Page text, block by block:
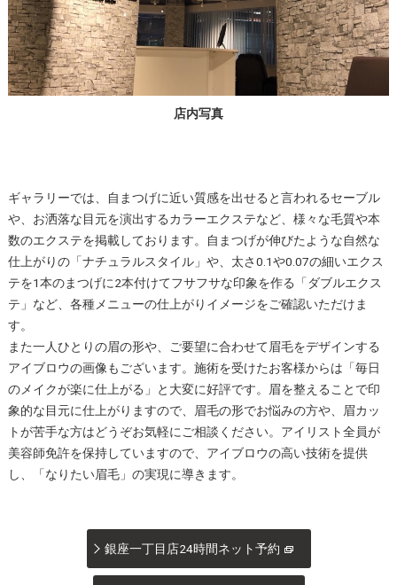
店内写真
ギャラリーでは、自まつげに近い質感を出せると言われるセーブル
や、お洒落な目元を演出するカラーエクステなど、様々な毛質や本
数のエクステを掲載しております。自まつげが伸びたような自然な
仕上がりの「ナチュラルスタイル」や、太さ0.1や0.07の細いエクス
テを1本のまつげに2本付けてフサフサな印象を作る「ダブルエクス
テ」など、各種メニューの仕上がりイメージをご確認いただけま
す。
また一人ひとりの眉の形や、ご要望に合わせて眉毛をデザインする
アイブロウの画像もございます。施術を受けたお客様からは「毎日
のメイクが楽に仕上がる」と大変に好評です。眉を整えることで印
象的な目元に仕上がりますので、眉毛の形でお悩みの方や、眉カッ
トが苦手な方はどうぞお気軽にご相談ください。アイリスト全員が
美容師免許を保持していますので、アイブロウの高い技術を提供
し、「なりたい眉毛」の実現に導きます。
銀座一丁目店24時間ネット予約